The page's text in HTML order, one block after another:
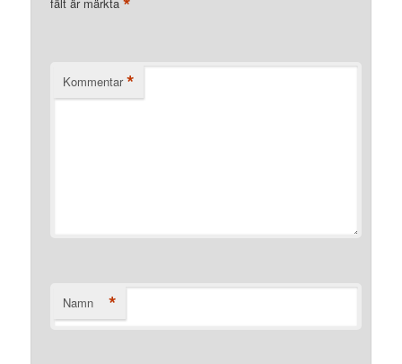
fält är märkta
Kommentar *
Namn *